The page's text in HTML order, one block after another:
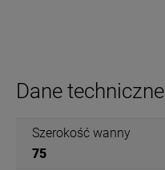
Dane techniczne
Szerokość wanny
75